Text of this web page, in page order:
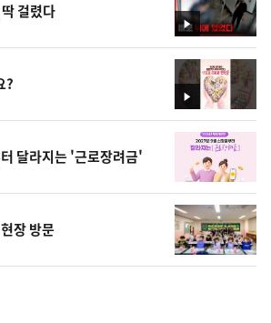
영
상
걸렸다
영
상
?
달라지는 '근로장려금'
장 방문